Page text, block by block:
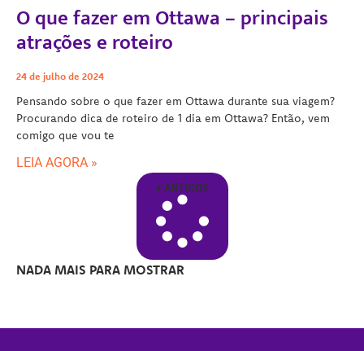
O que fazer em Ottawa – principais
atrações e roteiro
24 de julho de 2024
Pensando sobre o que fazer em Ottawa durante sua viagem?
Procurando dica de roteiro de 1 dia em Ottawa? Então, vem
comigo que vou te
LEIA AGORA »
+ ARTIGOS
NADA MAIS PARA MOSTRAR